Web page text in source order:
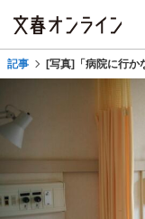
記事 [写真]「病院に行か